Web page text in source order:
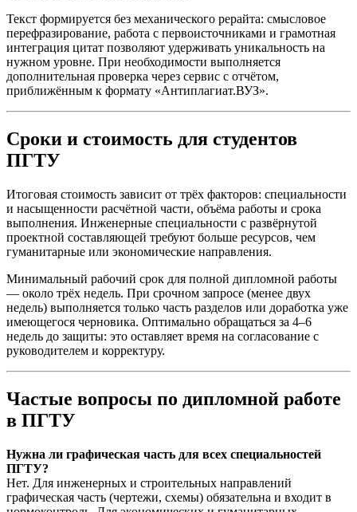
Текст формируется без механического рерайта: смысловое
перефразирование, работа с первоисточниками и грамотная
интеграция цитат позволяют удерживать уникальность на
нужном уровне. При необходимости выполняется
дополнительная проверка через сервис с отчётом,
приближённым к формату «Антиплагиат.ВУЗ».
Сроки и стоимость для студентов
ПГТУ
Итоговая стоимость зависит от трёх факторов: специальности
и насыщенности расчётной части, объёма работы и срока
выполнения. Инженерные специальности с развёрнутой
проектной составляющей требуют больше ресурсов, чем
гуманитарные или экономические направления.
Минимальный рабочий срок для полной дипломной работы
— около трёх недель. При срочном запросе (менее двух
недель) выполняется только часть разделов или доработка уже
имеющегося черновика. Оптимально обращаться за 4–6
недель до защиты: это оставляет время на согласование с
руководителем и корректуру.
Частые вопросы по дипломной работе
в ПГТУ
Нужна ли графическая часть для всех специальностей
ПГТУ?
Нет. Для инженерных и строительных направлений
графическая часть (чертежи, схемы) обязательна и входит в